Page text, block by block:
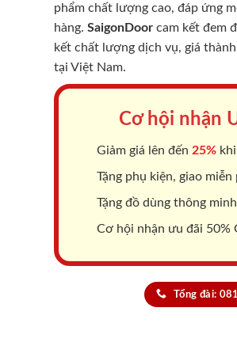
phẩm chất lượng cao, đáp ứng
hàng. SaigonDoor cam kết đem
kết chất lượng dịch vụ, giá
tại Việt Nam.
Cơ hội nhận
Giảm giá lên đến 25%
Tặng phụ kiện, giao
Tặng đồ dùng thông
Cơ hội nhận ưu đãi 50%
Tổng đài: